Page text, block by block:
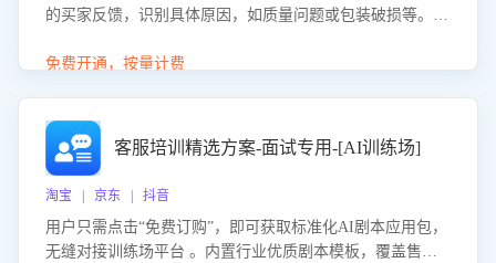
的买家反馈，识别具体原因，如质量问题或包装破损等。结
商家降低退款率，提升售后效率。
免费开通，按量计费
客服培训精选方案-面试专用-[AI训练场]
淘宝 | 京东 | 抖音
用户只需点击“免费订购”，即可获取标准化AI剧本应用包，
无缝对接训练场平台 。内置行业优质剧本模板，覆盖售前